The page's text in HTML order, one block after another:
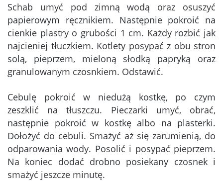
Schab umyć pod zimną wodą oraz osuszyć
papierowym ręcznikiem. Następnie pokroić na
cienkie plastry o grubości 1 cm. Każdy rozbić jak
najcieniej tłuczkiem. Kotlety posypać z obu stron
solą, pieprzem, mieloną słodką papryką oraz
granulowanym czosnkiem. Odstawić.
Cebulę pokroić w niedużą kostkę, po czym
zeszklić na tłuszczu. Pieczarki umyć, obrać,
następnie pokroić w kostkę albo na plasterki.
Dołożyć do cebuli. Smażyć aż się zarumienią, do
odparowania wody. Posolić i posypać pieprzem.
Na koniec dodać drobno posiekany czosnek i
smażyć jeszcze minutę.